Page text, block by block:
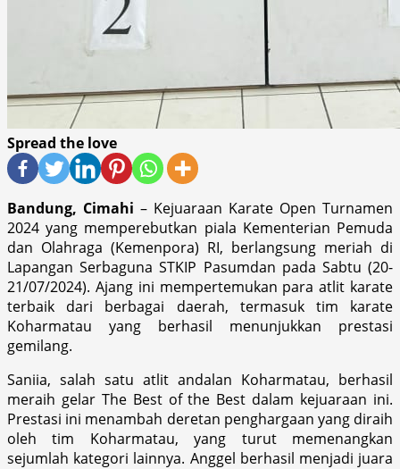
Spread the love
Bandung, Cimahi – Kejuaraan Karate Open Turnamen
2024 yang memperebutkan piala Kementerian Pemuda
dan Olahraga (Kemenpora) RI, berlangsung meriah di
Lapangan Serbaguna STKIP Pasumdan pada Sabtu (20-
21/07/2024). Ajang ini mempertemukan para atlit karate
terbaik dari berbagai daerah, termasuk tim karate
Koharmatau yang berhasil menunjukkan prestasi
gemilang.
Saniia, salah satu atlit andalan Koharmatau, berhasil
meraih gelar The Best of the Best dalam kejuaraan ini.
Prestasi ini menambah deretan penghargaan yang diraih
oleh tim Koharmatau, yang turut memenangkan
sejumlah kategori lainnya. Anggel berhasil menjadi juara